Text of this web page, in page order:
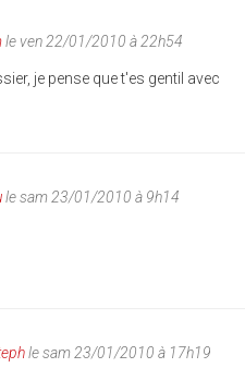
le ven 22/01/2010 à 22h54
je pense que t'es gentil avec
le sam 23/01/2010 à 9h14
le sam 23/01/2010 à 17h19